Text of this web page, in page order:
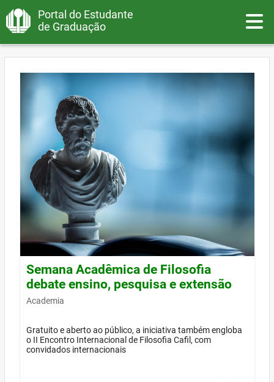
Portal do Estudante
de Graduação
Semana Acadêmica de Filosofia
debate ensino, pesquisa e extensão
Academia
Gratuito e aberto ao público, a iniciativa também engloba
o II Encontro Internacional de Filosofia Cafil, com
convidados internacionais